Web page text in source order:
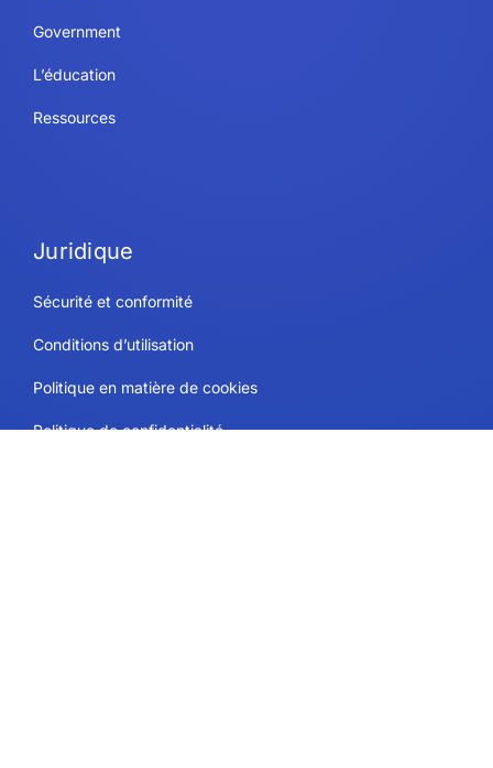
Government
L’éducation
Ressources
Juridique
Sécurité et conformité
Conditions d’utilisation
Politique en matière de cookies
Politique de confidentialité